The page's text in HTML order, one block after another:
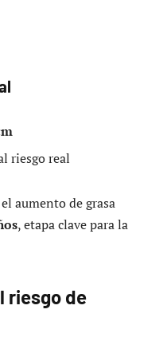
riesgo real
aumento de grasa
, etapa clave para la
riesgo de